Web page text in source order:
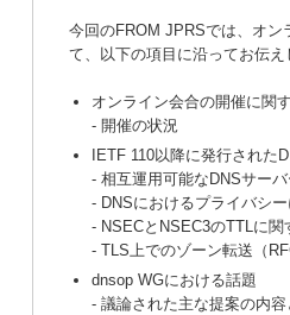
今回のFROM JPRSでは、オン
て、以下の項目に沿ってお伝え
オンライン会合の開催に関
- 開催の状況
IETF 110以降に発行された
- 相互運用可能なDNSサー
- DNSにおけるプライバシ
- NSECとNSEC3のTTLに
- TLS上でのゾーン転送（
dnsop WGにおける話題
- 議論された主な提案の内